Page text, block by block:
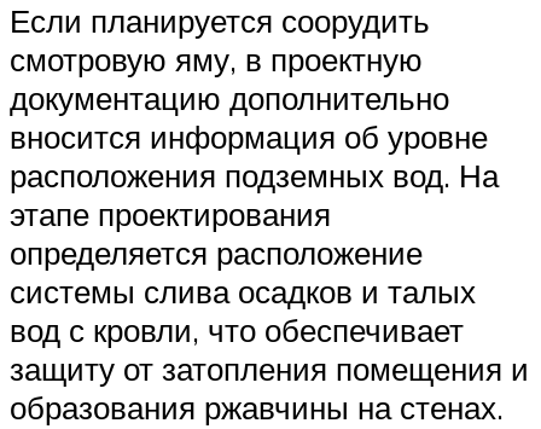
Если планируется соорудить
смотровую яму, в проектную
документацию дополнительно
вносится информация об уровне
расположения подземных вод. На
этапе проектирования
определяется расположение
системы слива осадков и талых
вод с кровли, что обеспечивает
защиту от затопления помещения и
образования ржавчины на стенах.